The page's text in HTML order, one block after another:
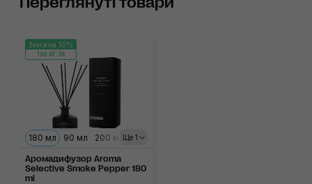
Знижка 10%
199:07:37
Ще 1
180 мл 90 мл 200 мл
Аромадифузор Aroma
Selective Smoke Pepper 180
ml